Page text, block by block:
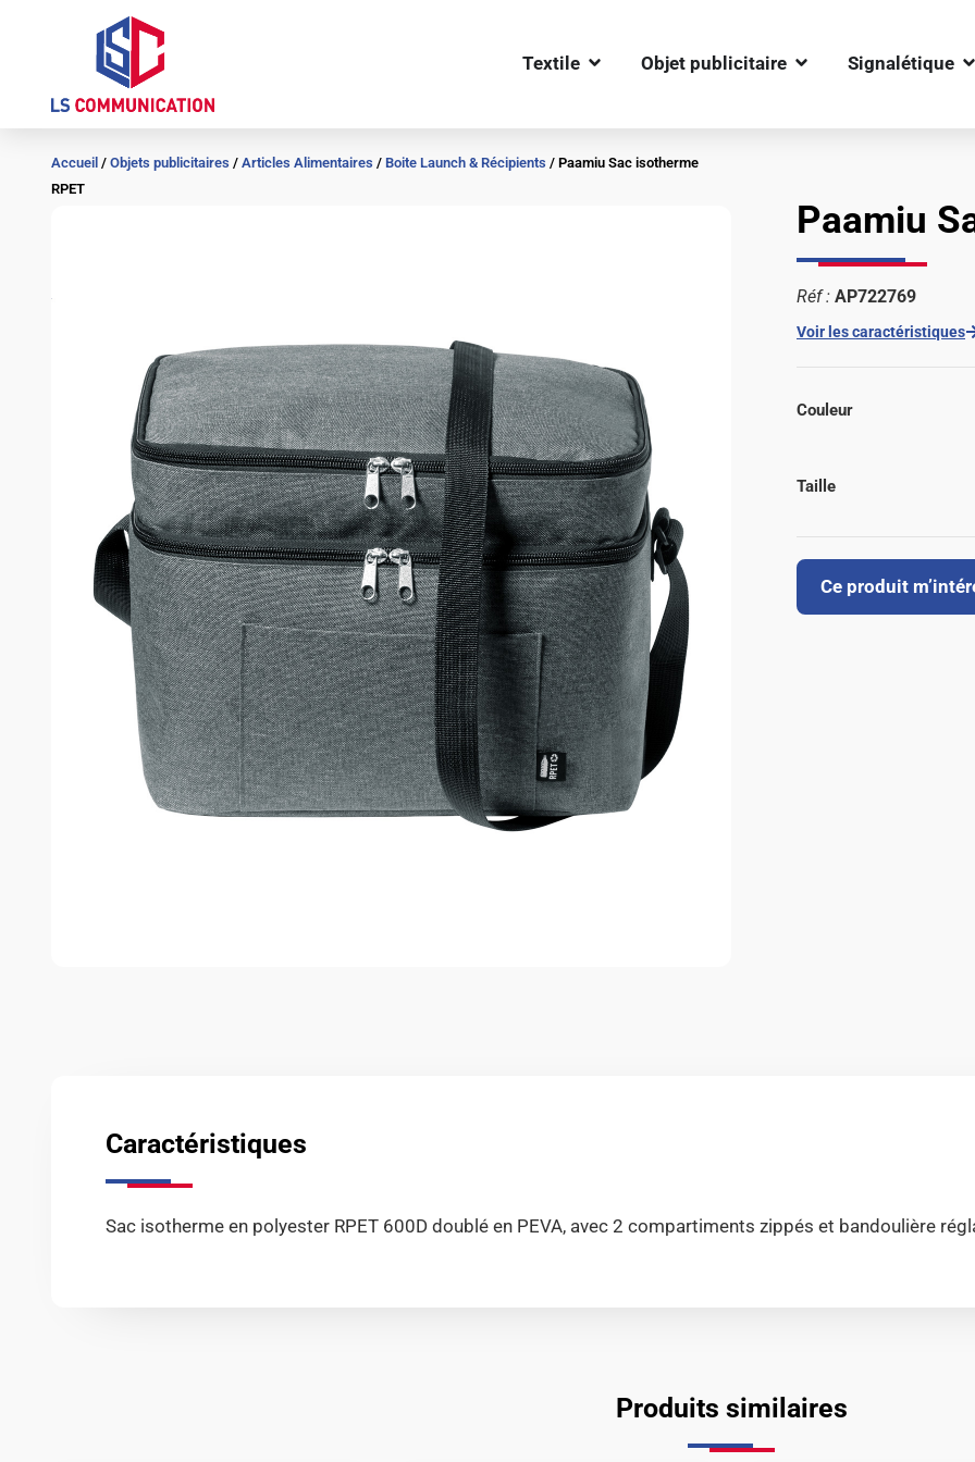
Textile OUVRIR TEXTILE
Objet publicitaire OUVRIR OBJET
Signalétique
Accueil / Objets publicitaires / Articles Alimentaires / Boite Launch & Récipients / Paamiu Sac isotherme
RPET
Paamiu
Réf : AP722769
Voir les caractéristiques
Couleur
Taille
Ce produit
Caractéristiques
Sac isotherme en polyester RPET 600D doublé en PEVA, avec 2 compartiments zippés et bandoulière
Produits similaires